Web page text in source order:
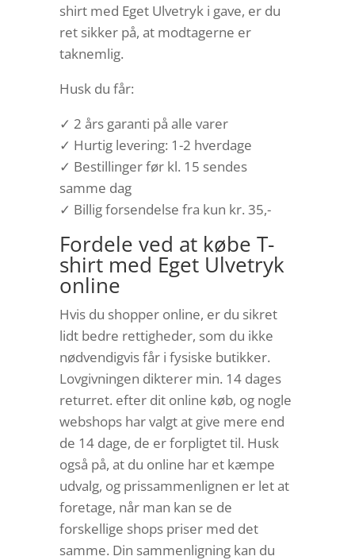
shirt med Eget Ulvetryk i gave, er du
ret sikker på, at modtagerne er
taknemlig.
Husk du får:
✓ 2 års garanti på alle varer
✓ Hurtig levering: 1-2 hverdage
✓ Bestillinger før kl. 15 sendes
samme dag
✓ Billig forsendelse fra kun kr. 35,-
Fordele ved at købe T-
shirt med Eget Ulvetryk
online
Hvis du shopper online, er du sikret
lidt bedre rettigheder, som du ikke
nødvendigvis får i fysiske butikker.
Lovgivningen dikterer min. 14 dages
returret. efter dit online køb, og nogle
webshops har valgt at give mere end
de 14 dage, de er forpligtet til. Husk
også på, at du online har et kæmpe
udvalg, og prissammenlignen er let at
foretage, når man kan se de
forskellige shops priser med det
samme. Din sammenligning kan du